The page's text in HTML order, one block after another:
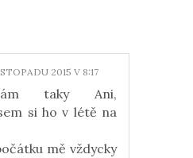
2015 V 8:17
taky Ani,
si ho v létě na
mě vždycky